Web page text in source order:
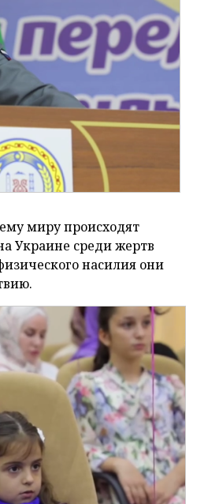
миру происходят
Украине среди жертв
насилия они